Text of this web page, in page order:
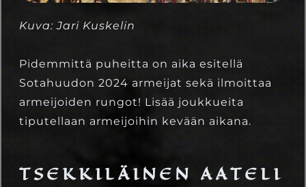
Kuva: Jari Kuskelin
Pidemmittä puheitta on aika esitellä
Sotahuudon 2024 armeijat sekä ilmoittaa
armeijoiden rungot! Lisää joukkueita
tiputellaan armeijoihin kevään aikana.
TSEKKILÄINEN AATELI